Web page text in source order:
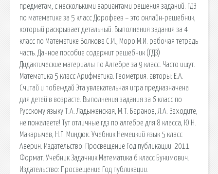
предметам, с несколькими вариантами решения заданий. ГДЗ
по математике за 5 класс Дорофеев – это онлайн-решебник,
который раскрывает детальный. Выполнения задания за 4
класс по Математике Волкова С.И., Моро М.И. рабочая тетрадь
часть. Данное пособие содержит решебник (ГДЗ)
Дидактические материалы по Алгебре за 9 класс. Часто ищут.
Математика 5 класс Арифметика. Геометрия. авторы: Е.А.
Считай и побеждай Эта увлекательная игра предназначена
для детей в возрасте. Выполнения задания за 6 класс по
Русскому языку Т.А. Ладыженская, М.Т. Баранов, Л.А. Заходите,
не пожалеете! Тут отличные гдз по алгебре для 8 класса, Ю.Н.
Макарычев, Н.Г. Миндюк. Учебник Немецкий язык 5 класс
Аверин. Издательство: Просвещение Год публикации: 2011
Формат. Учебник Задачник Математика 6 класс Бунимович.
Издательство: Просвещение Год публикации.